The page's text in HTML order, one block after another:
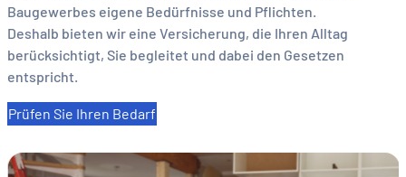
Auf unserer Website suchen
Baugewerbes eigene Bedürfnisse und Pflichten.
Deshalb bieten wir eine Versicherung, die Ihren Alltag
berücksichtigt, Sie begleitet und dabei den Gesetzen
entspricht.
Prüfen Sie Ihren Bedarf